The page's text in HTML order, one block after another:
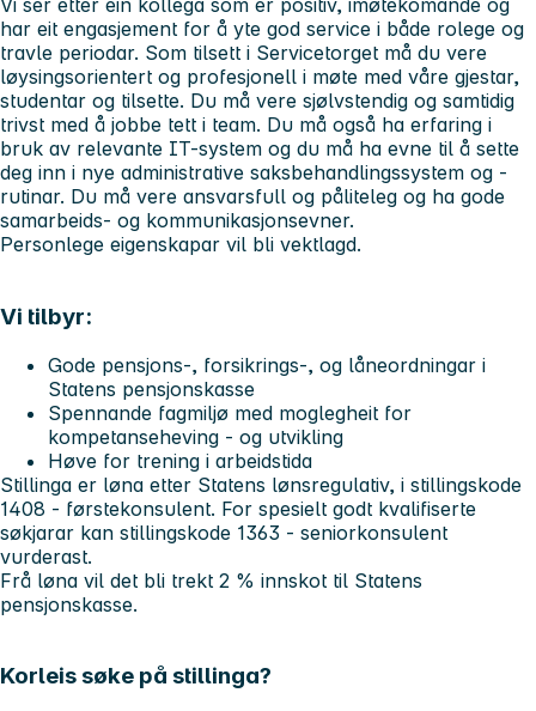
Vi ser etter ein kollega som er positiv, imøtekomande og
har eit engasjement for å yte god service i både rolege og
travle periodar. Som tilsett i Servicetorget må du vere
løysingsorientert og profesjonell i møte med våre gjestar,
studentar og tilsette. Du må vere sjølvstendig og samtidig
trivst med å jobbe tett i team. Du må også ha erfaring i
bruk av relevante IT-system og du må ha evne til å sette
deg inn i nye administrative saksbehandlingssystem og -
rutinar. Du må vere ansvarsfull og påliteleg og ha gode
samarbeids- og kommunikasjonsevner.
Personlege eigenskapar vil bli vektlagd.
Vi tilbyr:
Gode pensjons-, forsikrings-, og låneordningar i
Statens pensjonskasse
Spennande fagmiljø med moglegheit for
kompetanseheving - og utvikling
Høve for trening i arbeidstida
Stillinga er løna etter Statens lønsregulativ, i stillingskode
1408 - førstekonsulent. For spesielt godt kvalifiserte
søkjarar kan stillingskode 1363 - seniorkonsulent
vurderast.
Frå løna vil det bli trekt 2 % innskot til Statens
pensjonskasse.
Korleis søke på stillinga?